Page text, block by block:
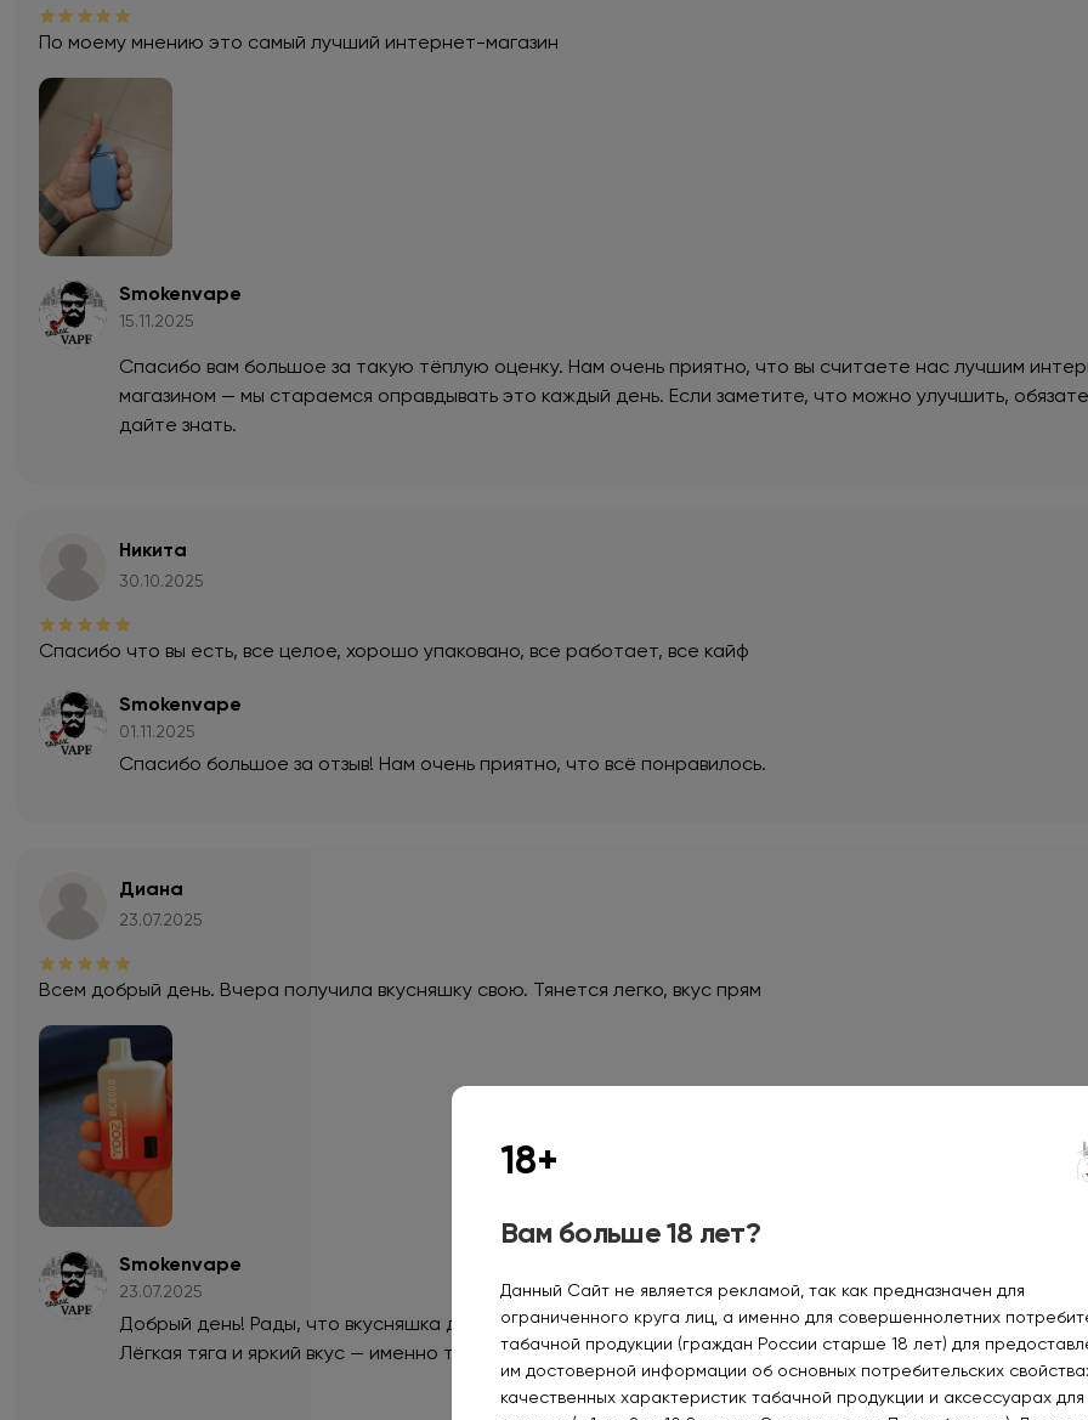
По моему мнению это самый лучший интернет-магазин
Smokenvape
15.11.2025
Спасибо вам большое за такую тёплую оценку. Нам очень приятно, что вы считаете нас лучшим
магазином — мы стараемся оправдывать это каждый день. Если заметите, что можно улучшить,
дайте знать.
Никита
30.10.2025
Спасибо что вы есть, все целое, хорошо упаковано, все работает, все кайф
Smokenvape
01.11.2025
Спасибо большое за отзыв! Нам очень приятно, что всё понравилось.
Диана
23.07.2025
Всем добрый день. Вчера получила вкусняшку свою. Тянется легко, вкус прям
Smokenvape
23.07.2025
Добрый день! Рады, что вкусняшка доехала и зашла на ура.
Лёгкая тяга и яркий вкус — именно то, что мы стараемся подбирать. Спасибо за отзыв, парьте с
18+
Вам больше 18 лет?
Данный Сайт не является рекламой, так как предназначен для
ограниченного круга лиц, а именно для совершеннолетних
табачной продукции (граждан России старше 18 лет) для
им достоверной информации об основных потребительских
качественных характеристик табачной продукции и аксессуарах для